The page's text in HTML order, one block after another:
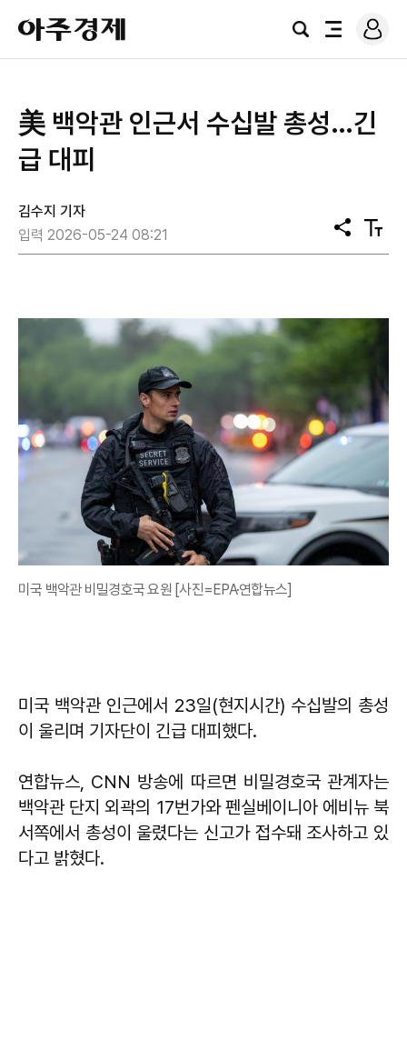
아
주
경
검
전
로
그
美 백악관 인근서 수십발 총성…긴
급 대피
김수지 기자
입력 2026-05-24 08:21
공
유
텍
스
미국 백악관 비밀경호국 요원 [사진=EPA·연합뉴스]
미국 백악관 인근에서 23일(현지시간) 수십발의 총성
이 울리며 기자단이 긴급 대피했다.
연합뉴스, CNN 방송에 따르면 비밀경호국 관계자는
백악관 단지 외곽의 17번가와 펜실베이니아 에비뉴 북
서쪽에서 총성이 울렸다는 신고가 접수돼 조사하고 있
다고 밝혔다.